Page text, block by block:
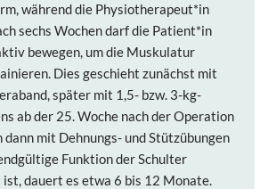
während die Physiotherapeut*in
sechs Wochen darf die Patient*in
bewegen, um die Muskulatur
Dies geschieht zunächst mit
später mit 1,5- bzw. 3-kg-
ab der 25. Woche nach der Operation
mit Dehnungs- und Stützübungen
Funktion der Schulter
dauert es etwa 6 bis 12 Monate.